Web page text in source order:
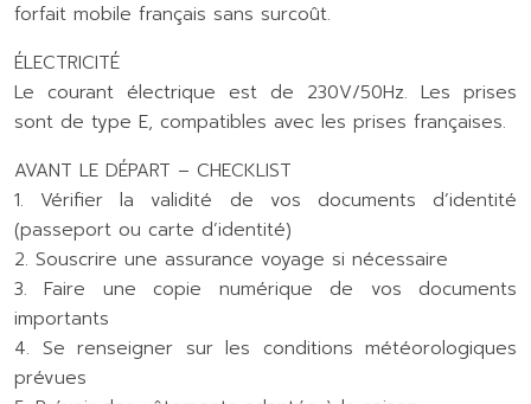
forfait mobile français sans surcoût.
ÉLECTRICITÉ
Le courant électrique est de 230V/50Hz. Les prises
sont de type E, compatibles avec les prises françaises.
AVANT LE DÉPART – CHECKLIST
1. Vérifier la validité de vos documents d’identité
(passeport ou carte d’identité)
2. Souscrire une assurance voyage si nécessaire
3. Faire une copie numérique de vos documents
importants
4. Se renseigner sur les conditions météorologiques
prévues